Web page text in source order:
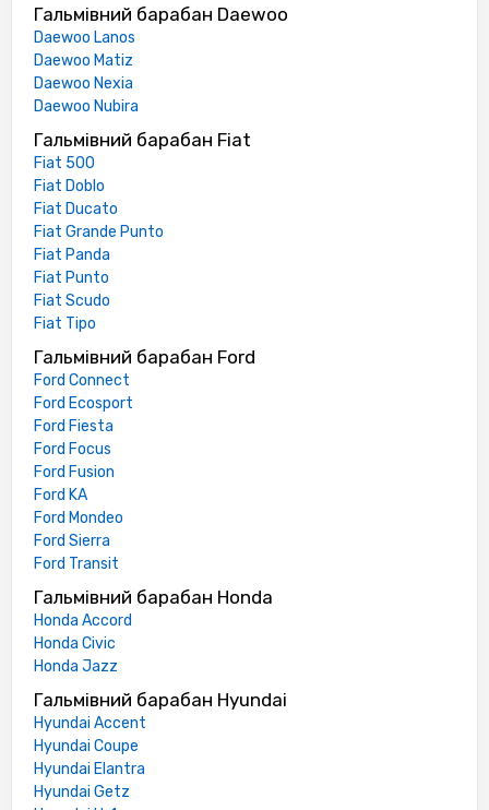
Гальмівний барабан Daewoo
Daewoo Lanos
Daewoo Matiz
Daewoo Nexia
Daewoo Nubira
Гальмівний барабан Fiat
Fiat 500
Fiat Doblo
Fiat Ducato
Fiat Grande Punto
Fiat Panda
Fiat Punto
Fiat Scudo
Fiat Tipo
Гальмівний барабан Ford
Ford Connect
Ford Ecosport
Ford Fiesta
Ford Focus
Ford Fusion
Ford KA
Ford Mondeo
Ford Sierra
Ford Transit
Гальмівний барабан Honda
Honda Accord
Honda Civic
Honda Jazz
Гальмівний барабан Hyundai
Hyundai Accent
Hyundai Coupe
Hyundai Elantra
Hyundai Getz